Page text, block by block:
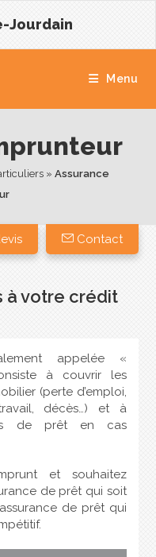
Jourdain
Menu
» Assurance
Contact
à votre crédit
appelée «
à couvrir les
(perte d’emploi,
décès…) et à
de prêt en cas
et souhaitez
de prêt qui soit
de prêt qui